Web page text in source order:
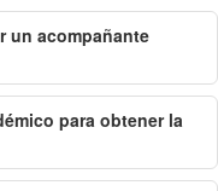
un acompañante
para obtener la